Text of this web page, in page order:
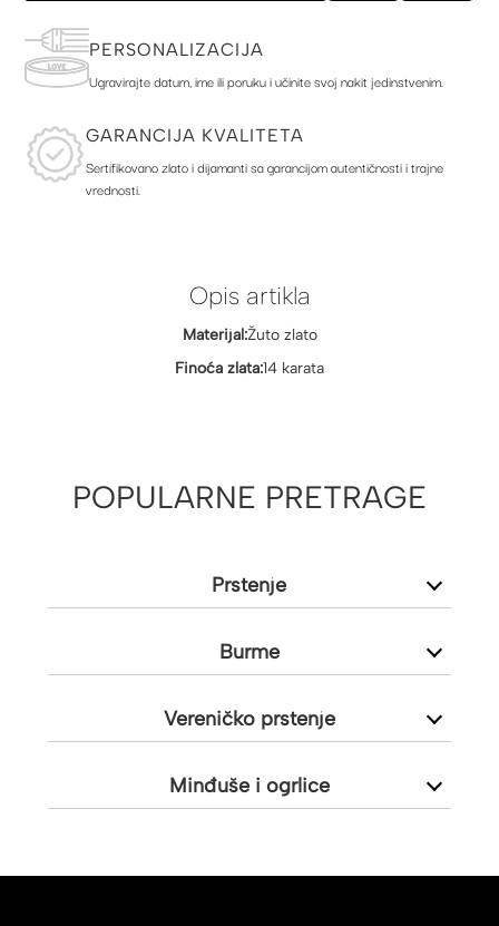
PERSONALIZACIJA
Ugravirajte datum, ime ili poruku i učinite svoj nakit jedinstvenim.
GARANCIJA KVALITETA
Sertifikovano zlato i dijamanti sa garancijom autentičnosti i trajne
vrednosti.
Opis artikla
Materijal:Žuto zlato
Finoća zlata:14 karata
POPULARNE PRETRAGE
Prstenje
Burme
Vereničko prstenje
Minđuše i ogrlice